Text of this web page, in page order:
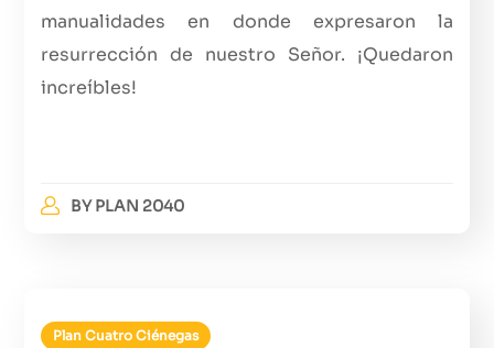
manualidades en donde expresaron la
resurrección de nuestro Señor. ¡Quedaron
increíbles!
BYPLAN 2040
Plan Cuatro Ciénegas